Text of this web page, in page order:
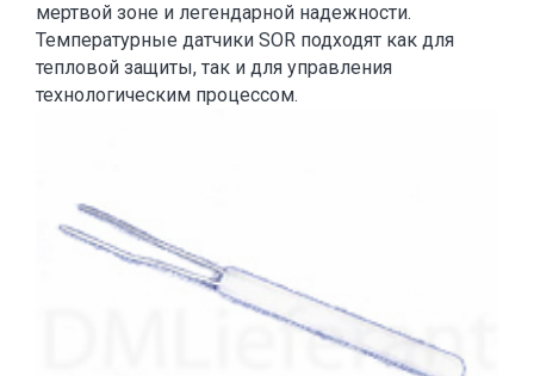
мертвой зоне и легендарной надежности.
Температурные датчики SOR подходят как для
тепловой защиты, так и для управления
технологическим процессом.